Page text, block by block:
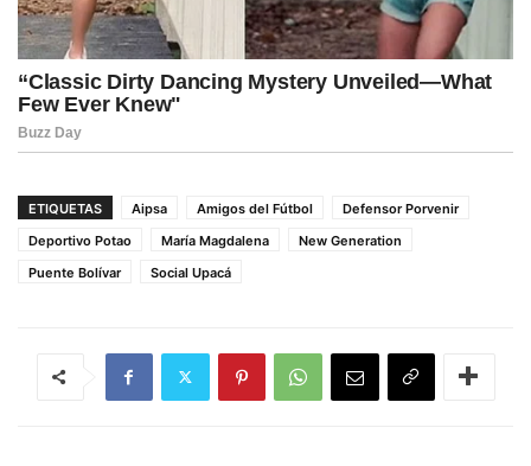
ETIQUETAS Aipsa Amigos del Fútbol
Defensor Porvenir
Deportivo Potao
María Magdalena
New Generation
Puente Bolívar
Social Upacá